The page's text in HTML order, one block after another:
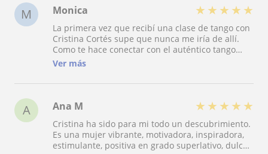
M Monica ★ ★ ★ ★ ★
La primera vez que recibí una clase de tango con
Cristina Cortés supe que nunca me iría de allí.
Como te hace conectar con el auténtico tango
argentino, como te conecta con tu danza, tu
maravilla después de casi diez años. Gracias por
suerte!!!!
Ver más
A Ana M ★ ★ ★ ★ ★
Cristina ha sido para mi todo un descubrimiento.
Es una mujer vibrante, motivadora, inspiradora,
estimulante, positiva en grado superlativo, dulce,